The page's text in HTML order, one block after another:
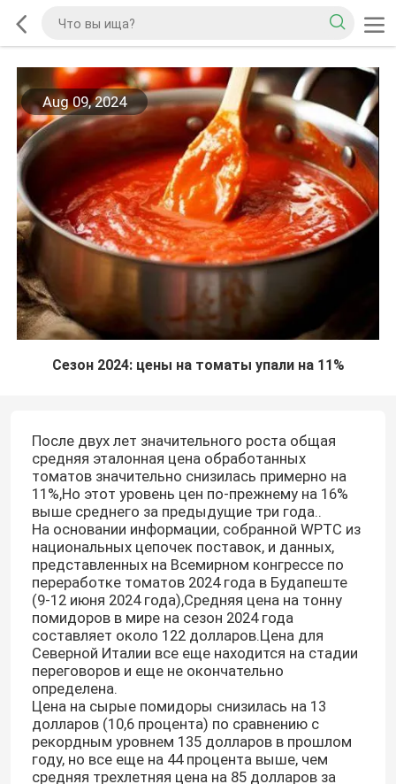
Aug 09, 2024
Сезон 2024: цены на томаты упали на 11%
После двух лет значительного роста общая
средняя эталонная цена обработанных
томатов значительно снизилась примерно на
11%,Но этот уровень цен по-прежнему на 16%
выше среднего за предыдущие три года..
На основании информации, собранной WPTC из
национальных цепочек поставок, и данных,
представленных на Всемирном конгрессе по
переработке томатов 2024 года в Будапеште
(9-12 июня 2024 года),Средняя цена на тонну
помидоров в мире на сезон 2024 года
составляет около 122 долларов.Цена для
Северной Италии все еще находится на стадии
переговоров и еще не окончательно
определена.
Цена на сырые помидоры снизилась на 13
долларов (10,6 процента) по сравнению с
рекордным уровнем 135 долларов в прошлом
году, но все еще на 44 процента выше, чем
средняя трехлетняя цена на 85 долларов за